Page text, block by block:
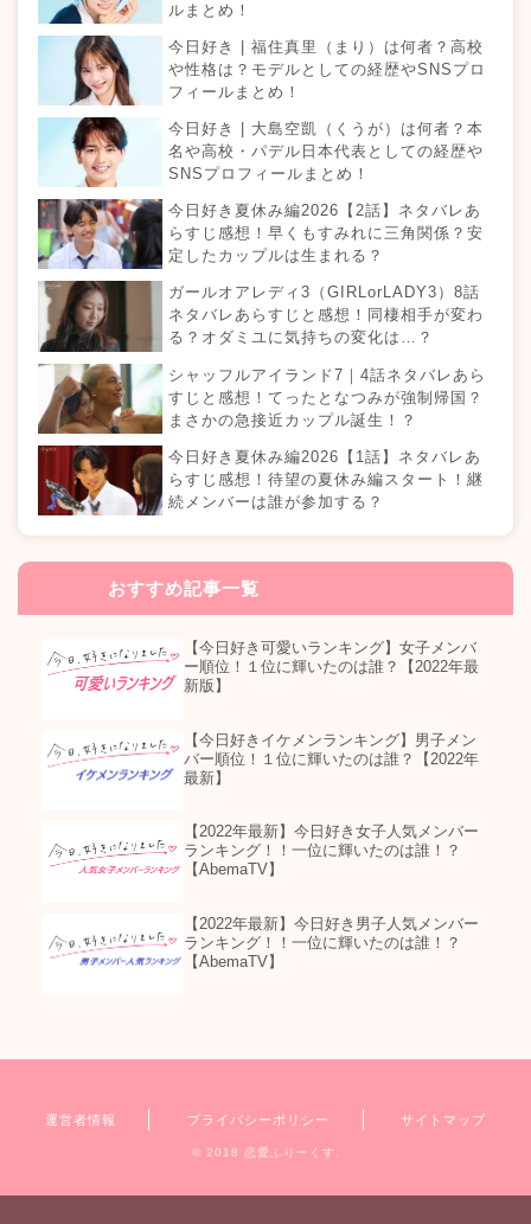
ルまとめ！
今日好き | 福住真里（まり）は何者？高校
や性格は？モデルとしての経歴やSNSプロ
フィールまとめ！
今日好き | 大島空凱（くうが）は何者？本
名や高校・パデル日本代表としての経歴や
SNSプロフィールまとめ！
今日好き夏休み編2026【2話】ネタバレあ
らすじ感想！早くもすみれに三角関係？安
定したカップルは生まれる？
ガールオアレディ3（GIRLorLADY3）8話
ネタバレあらすじと感想！同棲相手が変わ
る？オダミユに気持ちの変化は…？
シャッフルアイランド7｜4話ネタバレあら
すじと感想！てったとなつみが強制帰国？
まさかの急接近カップル誕生！？
今日好き夏休み編2026【1話】ネタバレあ
らすじ感想！待望の夏休み編スタート！継
続メンバーは誰が参加する？
おすすめ記事一覧
【今日好き可愛いランキング】女子メンバ
ー順位！１位に輝いたのは誰？【2022年最
新版】
【今日好きイケメンランキング】男子メン
バー順位！１位に輝いたのは誰？【2022年
最新】
【2022年最新】今日好き女子人気メンバー
ランキング！！一位に輝いたのは誰！？
【AbemaTV】
【2022年最新】今日好き男子人気メンバー
ランキング！！一位に輝いたのは誰！？
【AbemaTV】
運営者情報 プライバシーポリシー サイトマップ
© 2018 恋愛ふりーくす.